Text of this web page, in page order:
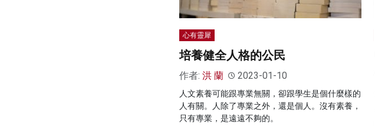
心有靈犀
培養健全人格的公民
作者: 洪 蘭 2023-01-10
人文素養可能跟專業無關，卻跟學生是個什麼樣的
人有關。人除了專業之外，還是個人。沒有素養，
只有專業，是遠遠不夠的。